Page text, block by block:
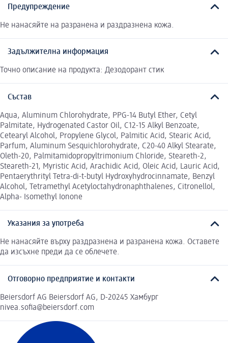
Предупреждение
Не нанасяйте на разранена и раздразнена кожа.
Задължителна информация
Точно описание на продукта: Дезодорант стик
Състав
Aqua, Aluminum Chlorohydrate, PPG-14 Butyl Ether, Cetyl
Palmitate, Hydrogenated Castor Oil, C12-15 Alkyl Benzoate,
Cetearyl Alcohol, Propylene Glycol, Palmitic Acid, Stearic Acid,
Parfum, Aluminum Sesquichlorohydrate, C20-40 Alkyl Stearate,
Oleth-20, Palmitamidopropyltrimonium Chloride, Steareth-2,
Steareth-21, Myristic Acid, Arachidic Acid, Oleic Acid, Lauric Acid,
Pentaerythrityl Tetra-di-t-butyl Hydroxyhydrocinnamate, Benzyl
Alcohol, Tetramethyl Acetyloctahydronaphthalenes, Citronellol,
Alpha- Isomethyl Ionone
Указания за употреба
Не нанасяйте върху раздразнена и разранена кожа. Оставете
да изсъхне преди да се облечете.
Отговорно предприятие и контакти
Beiersdorf AG Beiersdorf AG, D-20245 Хамбург
nivea.sofia@beiersdorf.com